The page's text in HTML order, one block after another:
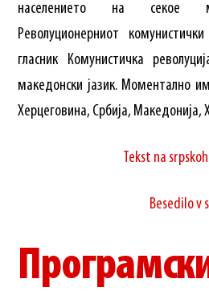
населението на секое
Револуционерниот
гласник Комунистичка
македонски јазик. Моментално
Херцеговина, Србија, Македонија,
Tekst na
Besedilo v